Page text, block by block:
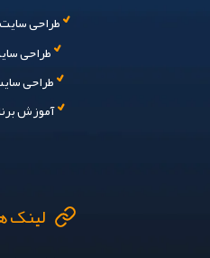
طراحی
طراحی
طراحی
آموزش
لینک